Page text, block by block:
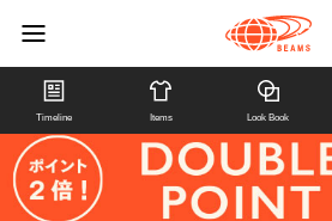
Timeline Items Look Book